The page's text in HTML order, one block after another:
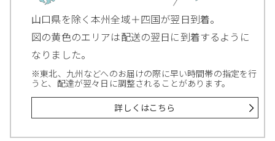
山口県を除く本州全域＋四国が翌日到着。
図の黄色のエリアは配送の翌日に到着するように
なりました。
※東北、九州などへのお届けの際に早い時間帯の指定を行
うと、配達が翌々日に調整されることがあります。
詳しくはこちら